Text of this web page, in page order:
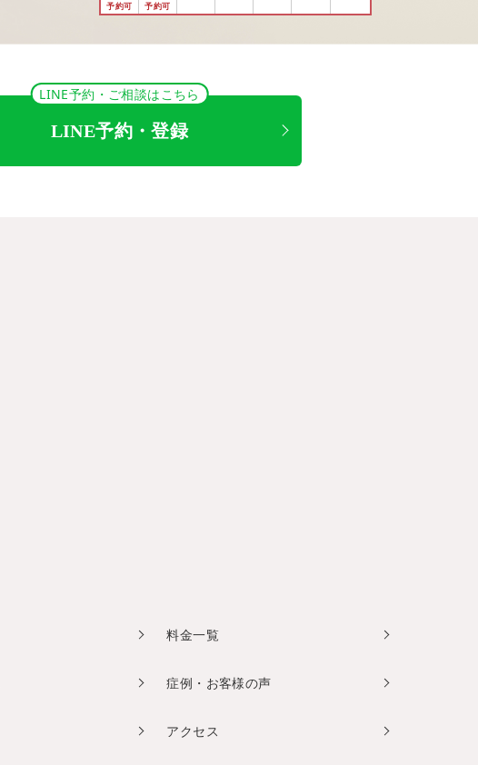
LINE予約・ご相談はこちら
LINE予約・登録
料金一覧
症例・お客様の声
アクセス